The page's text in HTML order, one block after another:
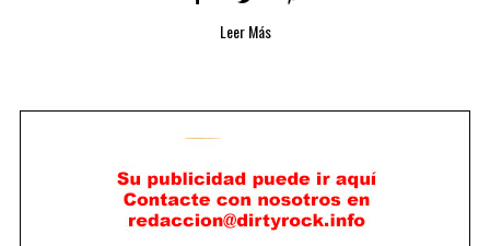
Leer Más